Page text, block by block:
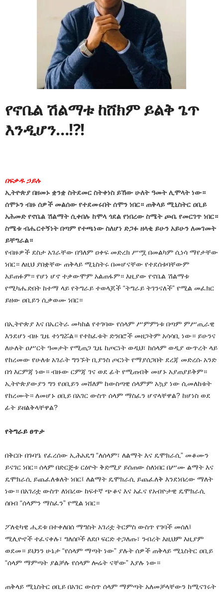
የኖቤል ሽልማቱ ከሸክም ይልቅ ጌጥ
እንዲሆን…!?!
በፍቃዱ ኃይሉ
ኢትዮጵያ በዘመኑ ቋንቋ ስትደመር ስትቀነስ ይኸው ሁለት ዓመት ሊሞላት ነው።
ሰሞኑን ብዙ ሰዎች መልሰው የተደመሩበት ሰሞን ነበር። ጠቅላይ ሚኒስትር ዐቢይ
አሕመድ የኖቤል ሽልማት ሲቀበሉ ከሞላ ጎደል የነበረው ስሜት ጮቤ የመርገጥ ነበር።
ስሜቱ ብሔርተኝነት በጣም የተጫነው ስለሆነ ድጋፉ ዘላቂ ይሁን አይሁን ለመገመት
ይቸግራል።
የብዙዎች ደስታ አገራቸው በዓለም ዐቀፍ መድረክ ሥሟ በመልካም ሲነሳ ማየታቸው
ነበር። ለዚህ ያበቋቸው ጠቅላይ ሚኒስትሩ በመሆናቸው የተደሰቱባቸውም
አይጠፉም። የሆነ ሆኖ ተቃውሞም አልጠፋም። እዚያው የኖቤል ሽልማቱ
የሚካሔድበት ከተማ ላይ የትግራይ ተወላጆች “ትግራይ ትገንናለች” የሚል መፈክር
ይዘው ዐቢይን ሲቃወሙ ነበር።
በኢትዮጵያ እና በኤርትራ መካከል የተገባው የሰላም ሥምምነቱ በጣም ምሥጢራዊ
እንደሆነ ብዙ ጊዜ ተነግሯል። የተከፈቱት ድንበሮች መዘጋትም አሳሳቢ ነው። ይሁንና
ለሁለት ዐሥርት ዓመታት የሚጠጋ ጊዜ ከጦርነት ወዲህ፣ ከሰላም ወዲያ ውጥረት ላይ
የከረመው የሁለቱ አገራት ግንኙት ቢያንስ ጦርነት የማያሰጋበት ደረጃ መድረሱ አንድ
በጎ እርምጃ ነው። ብዙው ርምጃ ገና ወደ ፊት የሚጠብቅ መሆኑ አያጠያይቅም።
ኢትዮጵያውያን ግን የዐቢይን መሸለም ከውስጣዊ ሰላምም አኳያ ነው ሲመለከቱት
የከረሙት። ለመሆኑ ዐቢይ በአገር ውስጥ ሰላም ማስፈን ሆኖላቸዋል? ከሆነስ ወደ
ፊት ይዘልቅላቸዋል?
የትግራይ ፀጥታ
በቅርቡ በጉባዔ የፈረሰው ኢሕአዴግ “ለሰላም፣ ለልማት እና ዴሞክራሲ” መቆሙን
ይናገር ነበር። ሰላም በድርጅቱ ርዕዮት ቅድሚያ ይሰጠው ስለነበር በሥሙ ልማት እና
ዴሞክራሲ ይጨፈለቁለት ነበር፤ ለልማት ዴሞክራሲ ይጨፈለቅ እንደነበረው ማለት
ነው። በአገሪቷ ውስጥ ለነበረው ከፍተኛ ጭቆና እና አፈና የአብዮታዊ ዴሞክራሲ
ሰበብ “ሰላምን ማስፈን” የሚል ነበር።
ፖለቲካዊ ሒደቱ በተቀለበሰ ማግስት አገሪቷ ትርምስ ውስጥ የገባች መሰለ፤
ሚሊዮኖች ተፈናቀሉ፣ ግለሰቦች ለደቦ ፍርድ ተጋለጡ፣ ንብረት እዚህም እዚያም
ወደመ። ይህንን ሁኔታ “የሰላም ማጣት ነው” ያሉት ሰዎች ጠቅላይ ሚኒስትር ዐቢይ
“ሰላም ማምጣት ያልቻሉ የሰላም ሎሬት ናቸው” እያሉ ነው።
ጠቅላይ ሚኒስትር ዐቢይ በአገር ውስጥ ሰላም ማምጣት አለመቻላቸውን ከሚናገሩት